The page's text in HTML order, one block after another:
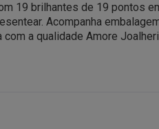
19 brilhantes de 19 pontos
Acompanha
a qualidade Amore